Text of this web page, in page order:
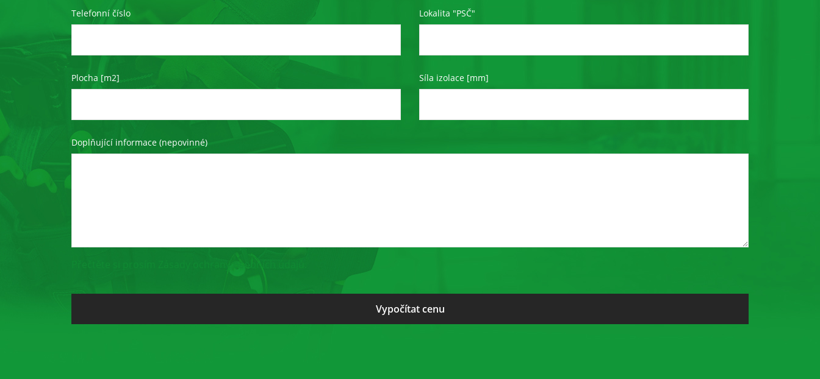
Telefonní číslo Lokalita "PSČ"
Plocha [m2] Síla izolace [mm]
Doplňující informace (nepovinné)
Přečtěte si prosím Zásady ochrany osobních údajů.